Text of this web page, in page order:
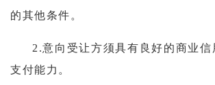
的其他条件。
2.意向受让方须具有良好的商业信
支付能力。